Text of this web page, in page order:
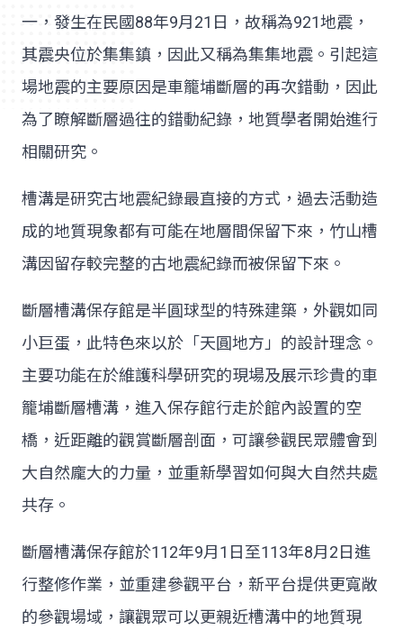
一，發生在民國88年9月21日，故稱為921地震，
其震央位於集集鎮，因此又稱為集集地震。引起這
場地震的主要原因是車籠埔斷層的再次錯動，因此
為了瞭解斷層過往的錯動紀錄，地質學者開始進行
相關研究。
槽溝是研究古地震紀錄最直接的方式，過去活動造
成的地質現象都有可能在地層間保留下來，竹山槽
溝因留存較完整的古地震紀錄而被保留下來。
斷層槽溝保存館是半圓球型的特殊建築，外觀如同
小巨蛋，此特色來以於「天圓地方」的設計理念。
主要功能在於維護科學研究的現場及展示珍貴的車
籠埔斷層槽溝，進入保存館行走於館內設置的空
橋，近距離的觀賞斷層剖面，可讓參觀民眾體會到
大自然龐大的力量，並重新學習如何與大自然共處
共存。
斷層槽溝保存館於112年9月1日至113年8月2日進
行整修作業，並重建參觀平台，新平台提供更寬敞
的參觀場域，讓觀眾可以更親近槽溝中的地質現